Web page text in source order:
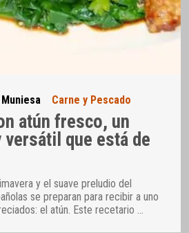
Carne y Pescado
atún fresco, un
versátil que está de
y el suave preludio del
se preparan para recibir a uno
el atún. Este recetario